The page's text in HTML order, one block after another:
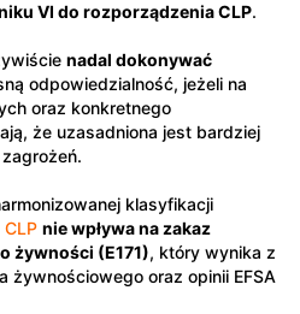
VI do rozporządzenia CLP.
nadal dokonywać
odpowiedzialność, jeżeli na
oraz konkretnego
że uzasadniona jest bardziej
klasyfikacji
CLP nie wpływa na zakaz
żywności (E171), który wynika z
oraz opinii EFSA